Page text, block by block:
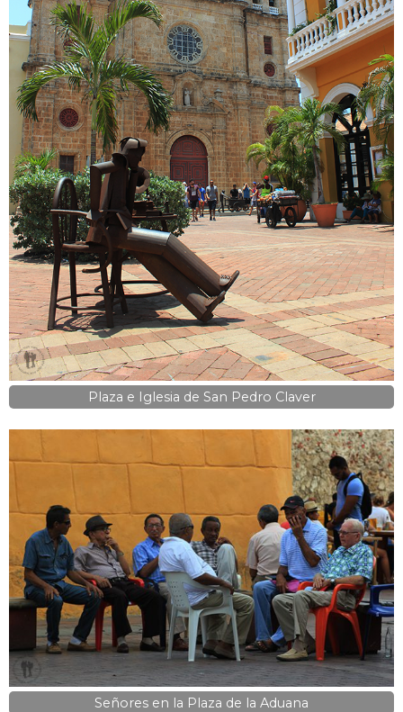
Plaza e Iglesia de San Pedro Claver
Señores en la Plaza de la Aduana